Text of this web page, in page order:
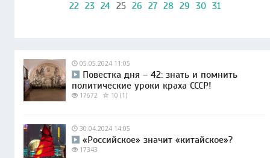
22 23 24 25 26 27 28 29 30 31
05.05.2024 11:05
Повестка дня – 42: знать и помнить
политические уроки краха СССР!
17672 10 (1)
30.04.2024 14:05
«Российское» значит «китайское»?
17343